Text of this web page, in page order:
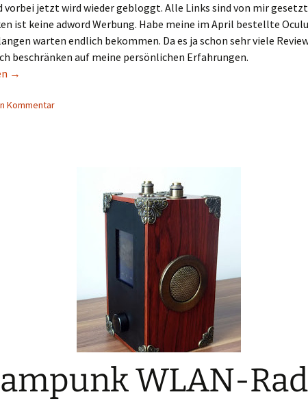
vorbei jetzt wird wieder gebloggt. Alle Links sind von mir
ist keine adword Werbung. Habe meine im April bestellte
warten endlich bekommen. Da es ja schon sehr viele
beschränken auf meine persönlichen Erfahrungen.
→
Kommentar
WLAN-